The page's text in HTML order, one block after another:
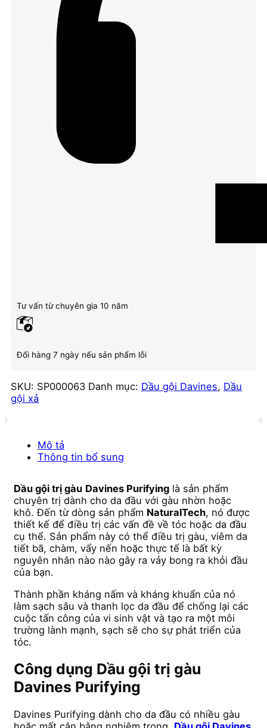
Tư vấn từ chuyên gia 10 năm
Đổi hàng 7 ngày nếu sản phẩm lỗi
SKU: SP000063 Danh mục: Dầu gội Davines, Dầu
gội xả
Mô tả
Thông tin bổ sung
Dầu gội trị gàu Davines Purifying là sản phẩm
chuyên trị dành cho da đầu với gàu nhờn hoặc
khô. Đến từ dòng sản phẩm NaturalTech, nó được
thiết kế để điều trị các vấn đề về tóc hoặc da đầu
cụ thể. Sản phẩm này có thể điều trị gàu, viêm da
tiết bã, chàm, vẩy nến hoặc thực tế là bất kỳ
nguyên nhân nào nào gây ra vảy bong ra khỏi đầu
của bạn.
Thành phần kháng nấm và kháng khuẩn của nó
làm sạch sâu và thanh lọc da đầu để chống lại các
cuộc tấn công của vi sinh vật và tạo ra một môi
trường lành mạnh, sạch sẽ cho sự phát triển của
tóc.
Công dụng Dầu gội trị gàu
Davines Purifying
Davines Purifying dành cho da đầu có nhiều gàu